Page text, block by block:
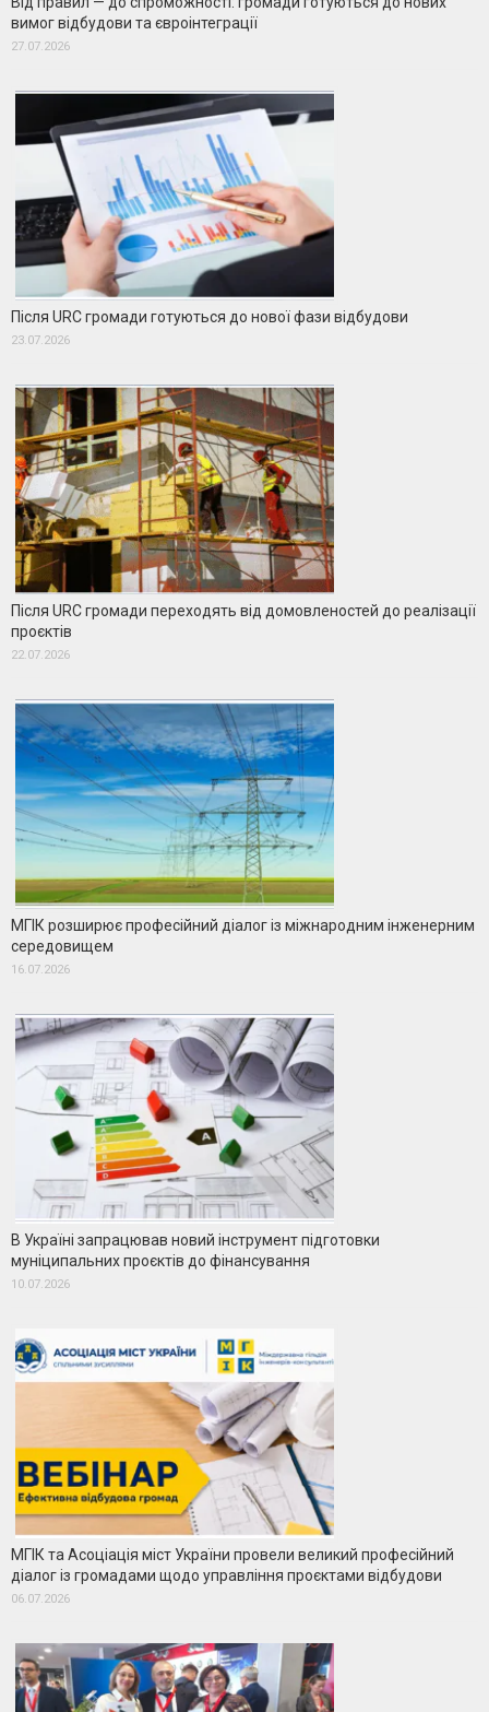
вимог відбудови та євроінтеграції
27.07.2026
Після URC громади готуються до нової фази відбудови
23.07.2026
Після URC громади переходять від домовленостей до реалізації
проєктів
22.07.2026
МГІК розширює професійний діалог із міжнародним інженерним
середовищем
16.07.2026
В Україні запрацював новий інструмент підготовки
муніципальних проєктів до фінансування
10.07.2026
МГІК та Асоціація міст України провели великий професійний
діалог із громадами щодо управління проєктами відбудови
06.07.2026